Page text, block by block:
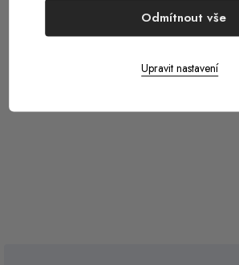
Sklady – rozšíření
351
Odmítnout vše
Upravit nastavení